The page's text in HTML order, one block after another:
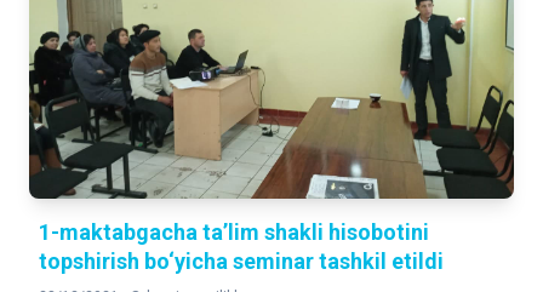
1-maktabgacha ta’lim shakli hisobotini
topshirish bo‘yicha seminar tashkil etildi